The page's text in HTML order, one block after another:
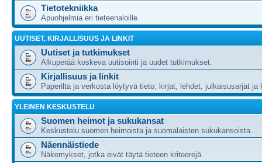
Tietotekniikka
Apuohjelmia eri tieteenaloille.
UUTISET, KIRJALLISUUS JA LINKIT
Uutiset ja tutkimukset
Alkuperää koskeva uutisointi ja uudet tutkimukset.
Kirjallisuus ja linkit
Paperilta ja verkosta löytyvä tieto; kirjat, lehdet, julkaisusarjat ja
YLEINEN KESKUSTELU
Suomen heimot ja sukukansat
Keskustelu suomen heimoista ja suomalaisten sukukansoista.
Näennäistiede
Näkemykset, jotka eivät täytä tieteen kriteerejä.